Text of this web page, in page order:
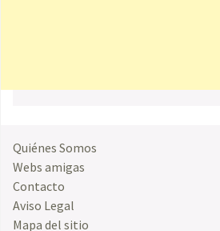
Quiénes Somos
Webs amigas
Contacto
Aviso Legal
Mapa del sitio